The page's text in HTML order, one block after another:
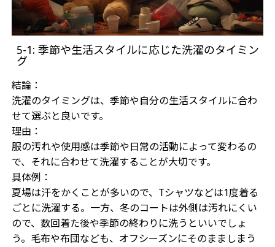
5-1: 季節や生活スタイルに応じた洗濯のタイミン
グ
結論：
洗濯のタイミングは、季節や自分の生活スタイルに合わ
せて選ぶと良いです。
理由：
服の汚れや使用感は季節や日常の活動によって変わるの
で、それに合わせて洗濯することが大切です。
具体例：
夏場は汗をかくことが多いので、Tシャツなどは1度着る
ごとに洗濯する。一方、冬のコートは外側は汚れにくい
ので、数回着た後や季節の終わりに洗うといいでしょ
う。毛布や布団なども、オフシーズンにそのまましまう